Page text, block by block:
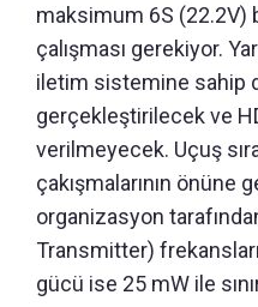
maksimum 6S (22.2V)
çalışması gerekiyor.
iletim sistemine sahip
gerçekleştirilecek ve
verilmeyecek. Uçuş
çakışmalarının önüne
organizasyon
Transmitter)
gücü ise 25 mW ile